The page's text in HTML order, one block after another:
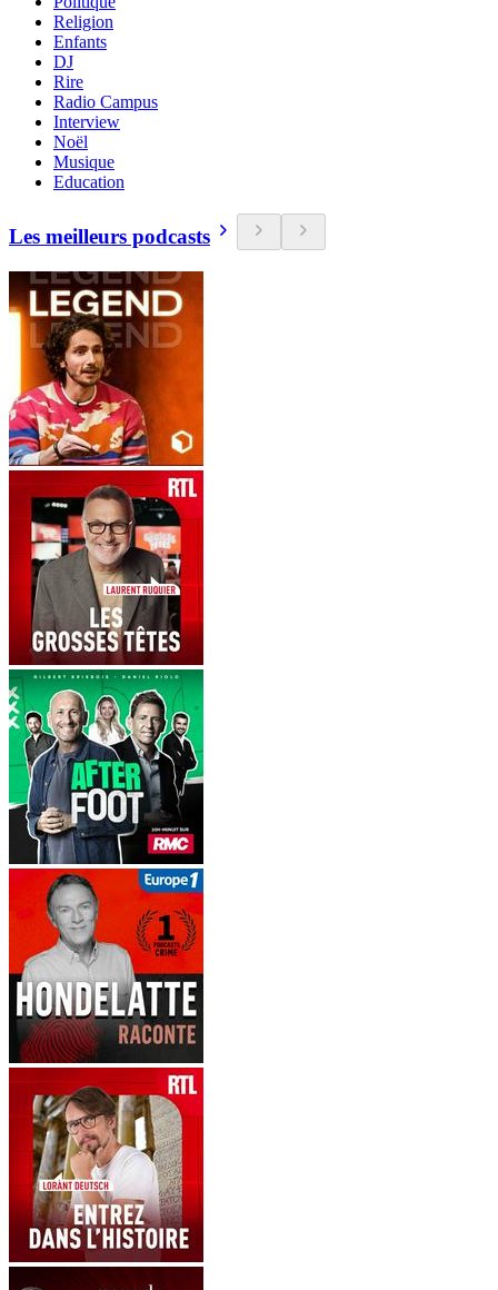
Religion
Enfants
DJ
Rire
Radio Campus
Interview
Noël
Musique
Education
Les meilleurs podcasts